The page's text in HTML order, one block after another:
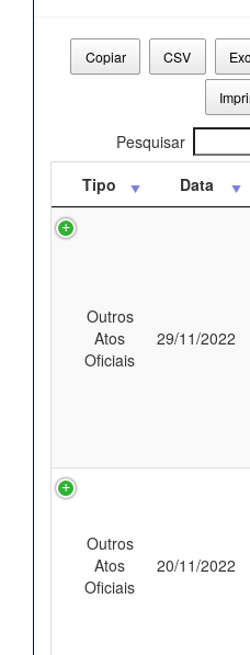
Copiar CSV
Pesquisar
Tipo
Data
Outros
Atos
Oficiais
29/11/2022
Outros
Atos
Oficiais
20/11/2022